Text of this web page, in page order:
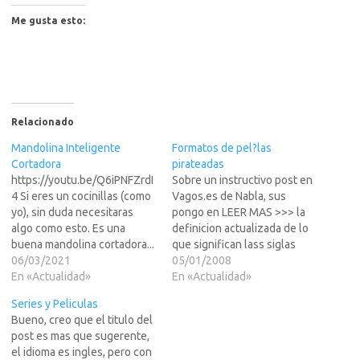
Me gusta esto:
Relacionado
Mandolina Inteligente
Cortadora
https://youtu.be/Q6iPNFZrdI
4 Si eres un cocinillas (como
yo), sin duda necesitaras
algo como esto. Es una
buena mandolina cortadora...
que nada tiene que ver con
el instrumento en cuestion y
siguiente nivel en el tema de
peparar tus propias comidas
en casa. . Este es un…
06/03/2021
En «Actualidad»
Formatos de pel?las
pirateadas
Sobre un instructivo post en
Vagos.es de Nabla, sus
pongo en LEER MAS >>> la
definicion actualizada de lo
que significan lass siglas
que podemos ver en los
nombres de las pelis que
05/01/2008
En «Actualidad»
Series y Peliculas
Bueno, creo que el titulo del
post es mas que sugerente,
el idioma es ingles, pero con